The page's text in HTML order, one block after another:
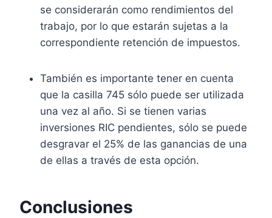
se considerarán como rendimientos del
trabajo, por lo que estarán sujetas a la
correspondiente retención de impuestos.
También es importante tener en cuenta
que la casilla 745 sólo puede ser utilizada
una vez al año. Si se tienen varias
inversiones RIC pendientes, sólo se puede
desgravar el 25% de las ganancias de una
de ellas a través de esta opción.
Conclusiones